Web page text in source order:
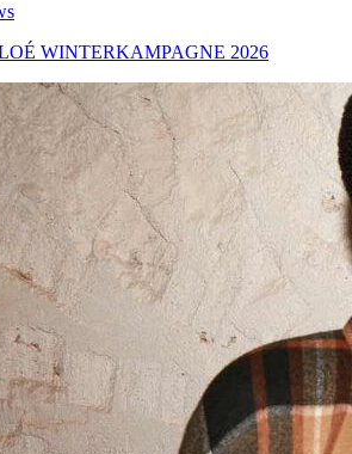
WINTERKAMPAGNE 2026